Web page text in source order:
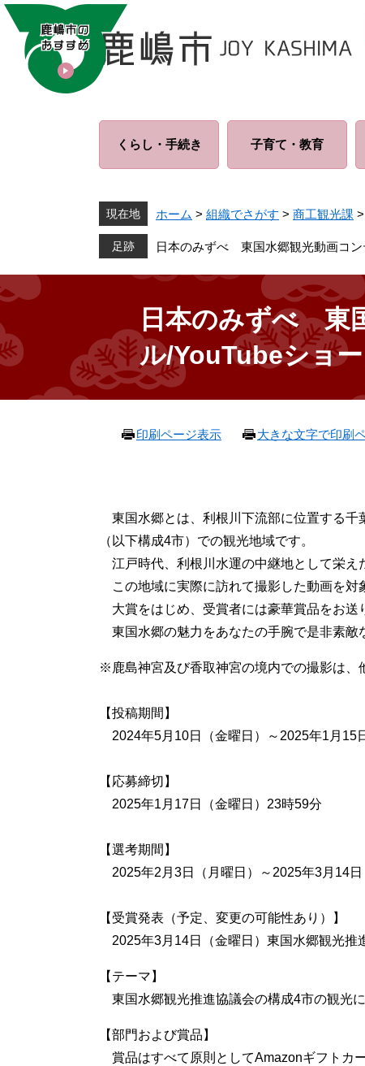
ペ
メ
くらし・ 手続き 子育て・ 教育
現在地 ホーム > 組織でさがす > 商工観光課 >
日本のみずべ 東国水郷観光動画コン
日本のみずべ 東
ル/YouTubeショ
印刷ページ表示 大きな文字で印刷
東国水郷とは、利根川下流部に位置する千
（以下構成4市）での観光地域です。
江戸時代、利根川水運の中継地として栄え
この地域に実際に訪れて撮影した動画を対
大賞をはじめ、受賞者には豪華賞品をお送
東国水郷の魅力をあなたの手腕で是非素敵
※鹿島神宮及び香取神宮の境内での撮影は、
【投稿期間】
2024年5月10日（金曜日）～2025年1月15
【応募締切】
2025年1月17日（金曜日）23時59分
【選考期間】
2025年2月3日（月曜日）～2025年3月14日
【受賞発表（予定、変更の可能性あり）】
2025年3月14日（金曜日）東国水郷観光推
【テーマ】
東国水郷観光推進協議会の構成4市の観光
【部門および賞品】
賞品はすべて原則としてAmazonギフトカ